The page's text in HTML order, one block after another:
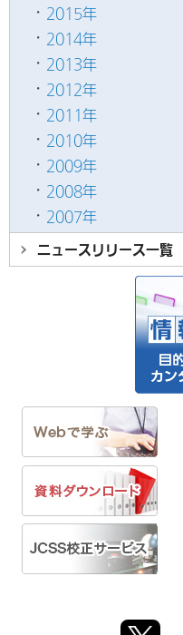
2015年
2014年
2013年
2012年
2011年
2010年
2009年
2008年
2007年
ニュースリリース一覧